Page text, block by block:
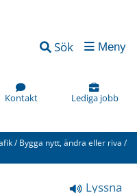
Sök Meny
Kontakt Lediga jobb
/ Bygga nytt, ändra eller riva /
Lyssna